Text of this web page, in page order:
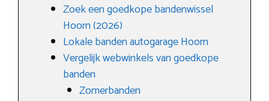
Zoek een goedkope bandenwissel
Hoorn (2026)
Lokale banden autogarage Hoorn
Vergelijk webwinkels van goedkope
banden
Zomerbanden